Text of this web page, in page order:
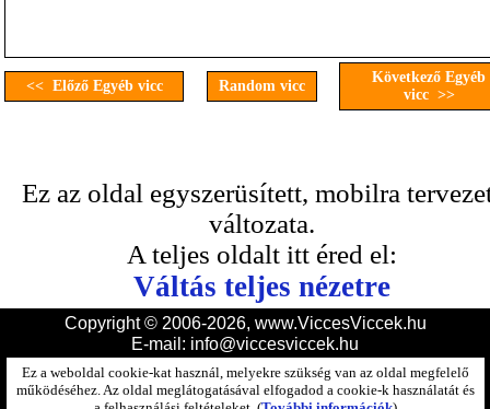
<< Előző Egyéb vicc Random vicc
Következő Egyéb
vicc >>
Ez az oldal egyszerüsített, mobilra
változata.
A teljes oldalt itt éred el:
Váltás teljes nézetre
Copyright © 2006-2026, www.ViccesViccek.hu
E-mail: info@viccesviccek.hu
Ez a weboldal cookie-kat használ, melyekre szükség van az oldal megfelelő
működéséhez. Az oldal meglátogatásával elfogadod a cookie-k használatát és